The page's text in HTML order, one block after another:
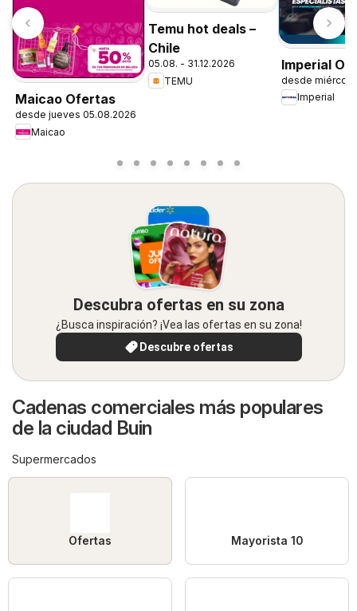
Maicao Ofertas
desde jueves 05.08.2026
Maicao
Temu hot deals –
Chile
05.08. - 31.12.2026
TEMU
Imperial
desde
Imperial
Descubra ofertas en su zona
¿Busca inspiración? ¡Vea las ofertas en su zona!
Descubre ofertas
Cadenas comerciales más populares
de la ciudad Buin
Supermercados
Ofertas Mayorista 10